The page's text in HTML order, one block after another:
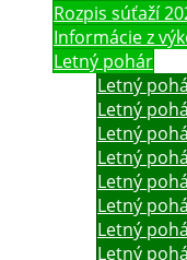
Rozpis súťaží
Informácie z
Letný pohár
Letný
Letný
Letný
Letný
Letný
Letný
Letný
Letný